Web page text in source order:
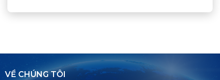
Vị
Của
Bình
Minh
Xác
Điện
Sao
VỀ CHÚNG TÔI